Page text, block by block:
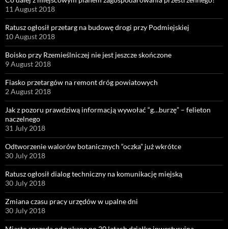
11 August 2018
Ratusz ogłosił przetarg na budowę drogi przy Podmiejskiej
10 August 2018
Boisko przy Rzemieślniczej nie jest jeszcze skończone
9 August 2018
Fiasko przetargów na remont dróg powiatowych
2 August 2018
Jak z pozoru prawdziwą informacją wywołać “g…burzę” – felieton
naczelnego
31 July 2018
Odtworzenie walorów botanicznych “oczka” już wkrótce
30 July 2018
Ratusz ogłosił dialog techniczny na komunikację miejską
30 July 2018
Zmiana czasu pracy urzędów w upalne dni
30 July 2018